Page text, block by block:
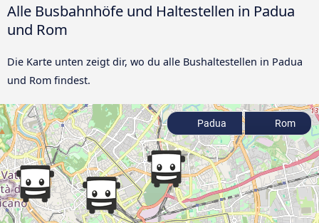
Alle Busbahnhöfe und Haltestellen in Padua
und Rom
Die Karte unten zeigt dir, wo du alle Bushaltestellen in Padua
und Rom findest.
Padua Rom